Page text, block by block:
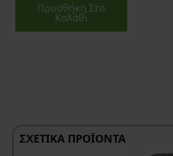
Προσθήκη Στο
Καλάθι
ΣΧΕΤΙΚΆ ΠΡΟΪΌΝΤΑ